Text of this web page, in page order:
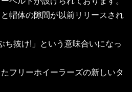
帽体の隙間が以前リリースされ
ち抜け!」という意味合いになっ
フリーホイーラーズの新しいタ